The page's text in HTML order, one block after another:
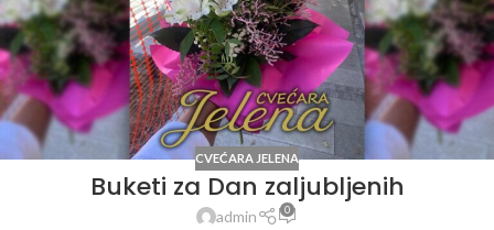
CVEĆARA JELENA
Buketi za Dan zaljubljenih
admin 0